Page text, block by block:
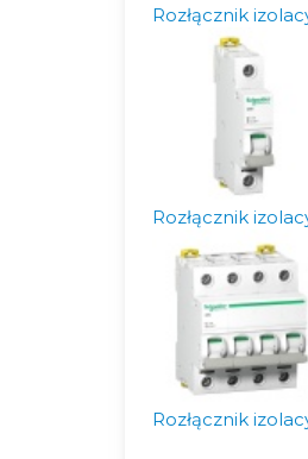
Rozłącznik
Rozłącznik
Rozłącznik